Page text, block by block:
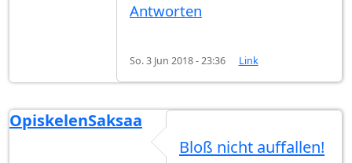
Antworten
So. 3 Jun 2018 - 23:36 Link
OpiskelenSaksaa
Bloß nicht auffallen!